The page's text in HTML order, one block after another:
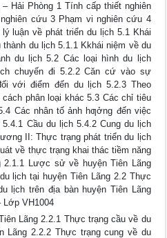
Hải Phòng 1 Tính cấp thiết nghiên
cứu 3 Phạm vi nghiên cứu 4
luận về phát triển du lịch 5.1 Khái
du lịch 5.1.1 Kkhái niệm về du
du lịch 5.2 Các loại hình du lịch
chuyến đi 5.2.2 Căn cứ vào sự
với điểm đến du lịch 5.2.3 Theo
phân loại khác 5.3 Các chỉ tiêu
Các nhân tố ảnh hƣởng đến việc
Cầu du lịch 5.4.2 Cung du lịch
II: Thực trạng phát triển du lịch
về thực trạng khai thác tiềm năng
2.1.1 Lược sử về huyện Tiên Lãng
lịch tại huyện Tiên Lãng 2.2 Thực
lịch trên địa bàn huyện Tiên Lãng
Lớp VH1004
Lãng 2.2.1 Thực trạng cầu về du
Lãng 2.2.2 Thực trạng cung về du